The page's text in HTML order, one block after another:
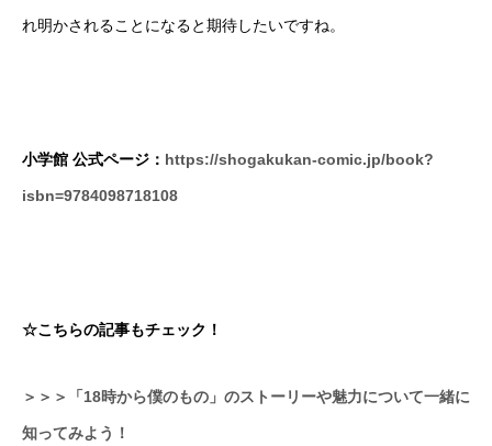
れ明かされることになると期待したいですね。
小学館 公式ページ： https://shogakukan-comic.jp/book?
isbn=9784098718108
☆こちらの記事もチェック！
＞＞＞「18時から僕のもの」のストーリーや魅力について一緒に
知ってみよう！